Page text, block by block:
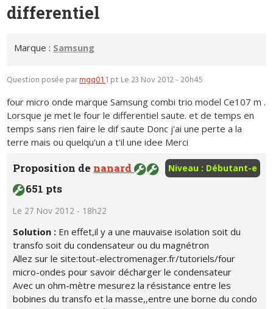
differentiel
Marque : Samsung
Question posée parmgq011 pt Le 23 Nov 2012 - 20h45
four micro onde marque Samsung combi trio model Ce107 m .
Lorsque je met le four le differentiel saute. et de temps en
temps sans rien faire le dif saute Donc j'ai une perte a la
terre mais ou quelqu'un a t'il une idee Merci
Niveau : Débutant-e
Proposition de nanard
651 pts
Le 27 Nov 2012 - 18h22
Solution : En effet,il y a une mauvaise isolation soit du
transfo soit du condensateur ou du magnétron
Allez sur le site:tout-electromenager.fr/tutoriels/four
micro-ondes pour savoir décharger le condensateur
Avec un ohm-mètre mesurez la résistance entre les
bobines du transfo et la masse,,entre une borne du condo